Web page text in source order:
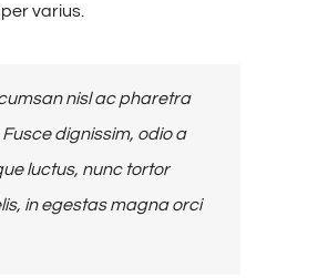
varius.
nisl ac pharetra
dignissim, odio a
luctus, nunc tortor
in egestas magna orci